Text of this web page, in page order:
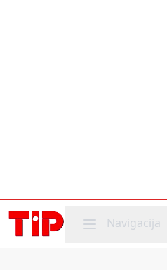
Mobile menu
Navigacija